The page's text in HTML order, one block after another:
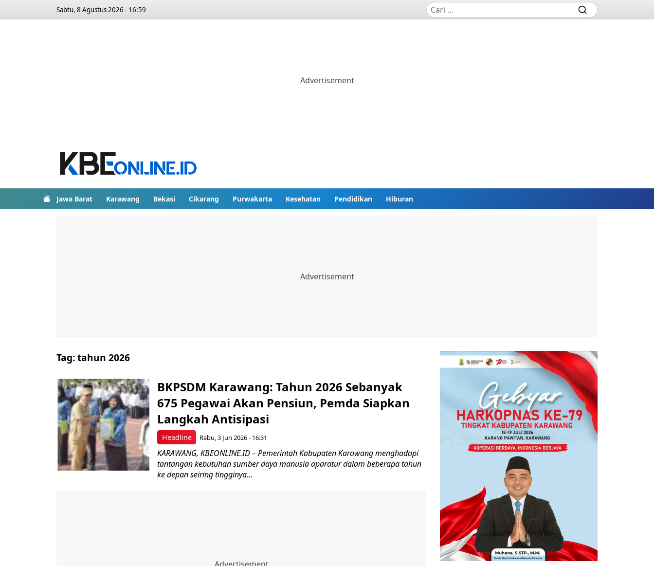
Sabtu, 8 Agustus 2026 - 16:59
Jawa Barat Karawang Bekasi Cikarang Purwakarta Kesehatan Pendidikan Hiburan
Tag:tahun 2026
Headline
BKPSDM Karawang: Tahun 2026 Sebanyak
675 Pegawai Akan Pensiun, Pemda Siapkan
Langkah Antisipasi
Rabu, 3 Jun 2026 - 16:31
KARAWANG, KBEONLINE.ID – Pemerintah Kabupaten Karawang menghadapi
tantangan kebutuhan sumber daya manusia aparatur dalam beberapa tahun
ke depan seiring tingginya...